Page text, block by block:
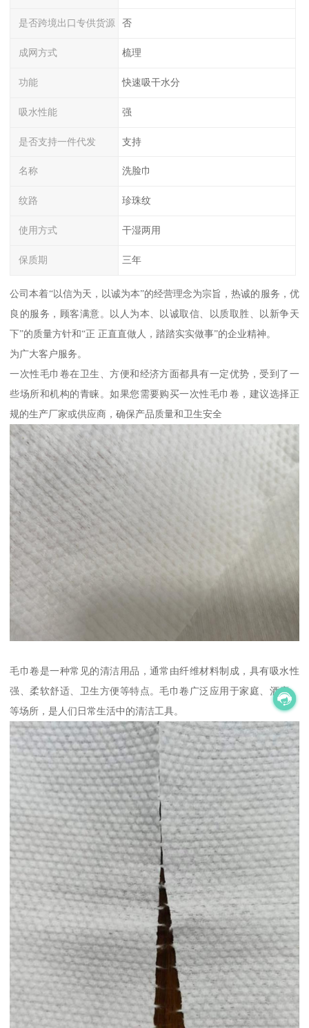
是否跨境出口专供货源 否
成网方式 梳理
功能 快速吸干水分
吸水性能 强
是否支持一件代发 支持
名称 洗脸巾
纹路 珍珠纹
使用方式 干湿两用
保质期 三年
公司本着“以信为天，以诚为本”的经营理念为宗旨，热诚的服务，优
良的服务，顾客满意。以人为本、以诚取信、以质取胜、以新争天
下”的质量方针和“正 正直直做人，踏踏实实做事”的企业精神。
为广大客户服务。
一次性毛巾卷在卫生、方便和经济方面都具有一定优势，受到了一
些场所和机构的青睐。如果您需要购买一次性毛巾卷，建议选择正
规的生产厂家或供应商，确保产品质量和卫生安全
毛巾卷是一种常见的清洁用品，通常由纤维材料制成，具有吸水性
强、柔软舒适、卫生方便等特点。毛巾卷广泛应用于家庭、酒店、
等场所，是人们日常生活中的清洁工具。